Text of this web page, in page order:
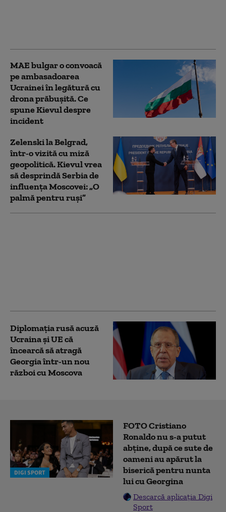
MAE bulgar o convoacă
pe ambasadoarea
Ucrainei în legătură cu
drona prăbuşită. Ce
spune Kievul despre
incident
Zelenski la Belgrad,
într-o vizită cu miză
geopolitică. Kievul vrea
să desprindă Serbia de
influența Moscovei: „O
palmă pentru ruși”
Diplomaţia rusă acuză
Ucraina şi UE că
încearcă să atragă
Georgia într-un nou
război cu Moscova
DIGI SPORT
FOTO Cristiano
Ronaldo nu s-a putut
abține, după ce sute de
oameni au apărut la
biserică pentru nunta
lui cu Georgina
Descarcă aplicația Digi
Sport